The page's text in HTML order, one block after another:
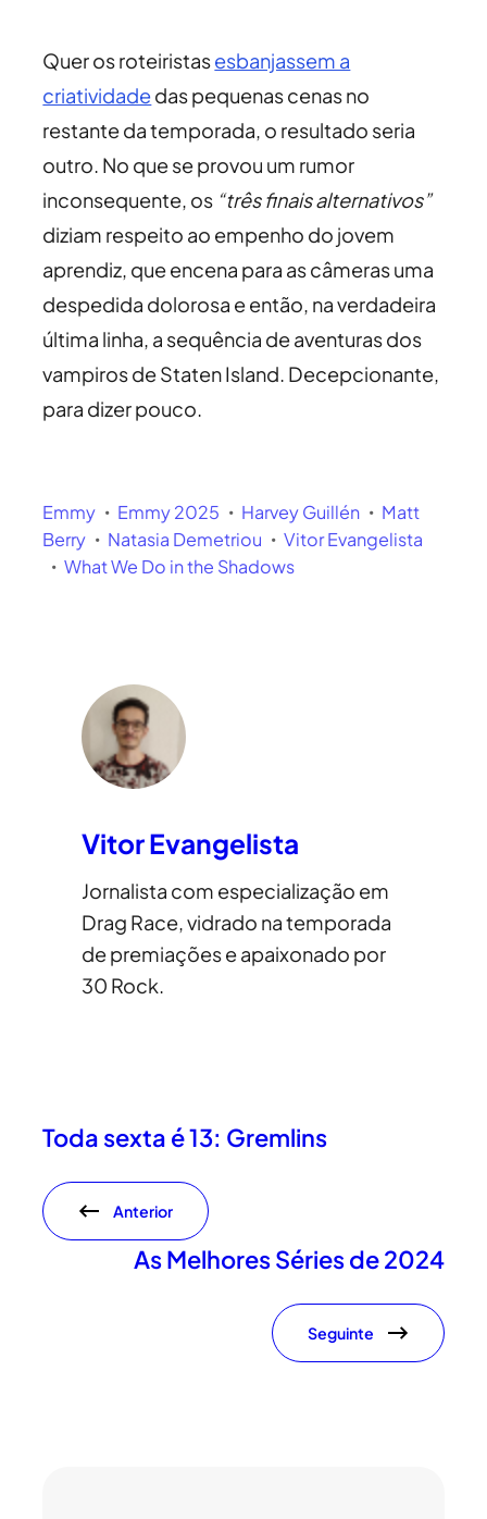
Quer os roteiristasesbanjassem a
criatividadedas pequenas cenas no
restante da temporada, o resultado seria
outro. No que se provou um rumor
inconsequente, os “três finais alternativos”
diziam respeito ao empenho do jovem
aprendiz, que encena para as câmeras uma
despedida dolorosa e então, na verdadeira
última linha, a sequência de aventuras dos
vampiros de Staten Island. Decepcionante,
para dizer pouco.
Emmy Emmy 2025 Harvey Guillén
Matt
Berry
Natasia Demetriou Vitor Evangelista
What We Do in the Shadows
Vitor Evangelista
Jornalista com especialização em
Drag Race, vidrado na temporada
de premiações e apaixonado por
30 Rock.
Toda sexta é 13: Gremlins
Anterior
As Melhores Séries de 2024
Seguinte